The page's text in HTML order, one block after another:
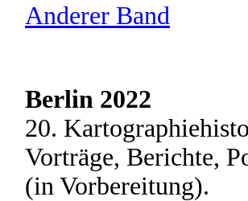
Anderer Band
Berlin 2022
20.
Vorträge, Berichte,
(in Vorbereitung).